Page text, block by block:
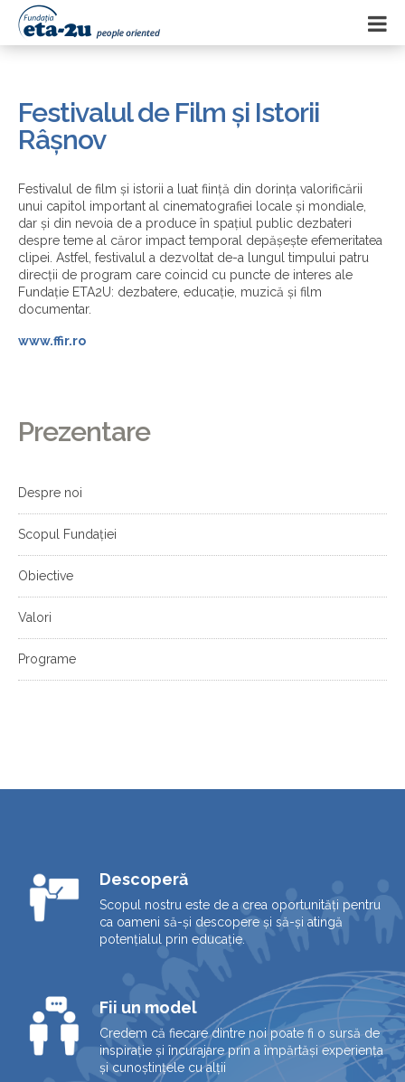
Festivalul de Film și Istorii
Râșnov
Festivalul de film și istorii a luat ființă din dorința valorificării
unui capitol important al cinematografiei locale și mondiale,
dar și din nevoia de a produce în spațiul public dezbateri
despre teme al căror impact temporal depășește efemeritatea
clipei. Astfel, festivalul a dezvoltat de-a lungul timpului patru
direcții de program care coincid cu puncte de interes ale
Fundație ETA2U: dezbatere, educație, muzică și film
documentar.
www.ffir.ro
Prezentare
Despre noi
Scopul Fundației
Obiective
Valori
Programe
Descoperă
Scopul nostru este de a crea oportunități pentru
ca oameni să-și descopere și să-și atingă
potențialul prin educație.
Fii un model
Credem că fiecare dintre noi poate fi o sursă de
inspirație și încurajare prin a împărtăși experiența
și cunoștințele cu alții